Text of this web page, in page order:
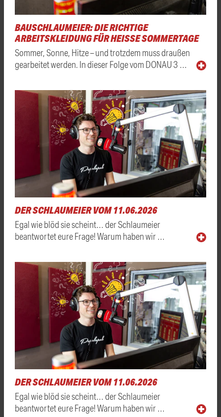
BAUSCHLAUMEIER: DIE RICHTIGE
ARBEITSKLEIDUNG FÜR HEISSE SOMMERTAGE
Sommer, Sonne, Hitze – und trotzdem muss draußen
gearbeitet werden. In dieser Folge vom DONAU 3 …
DER SCHLAUMEIER VOM 11.06.2026
Egal wie blöd sie scheint… der Schlaumeier
beantwortet eure Frage! Warum haben wir …
DER SCHLAUMEIER VOM 11.06.2026
Egal wie blöd sie scheint… der Schlaumeier
beantwortet eure Frage! Warum haben wir …